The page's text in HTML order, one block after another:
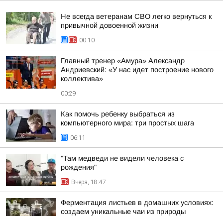
Не всегда ветеранам СВО легко вернуться к
привычной довоенной жизни
00:10
Главный тренер «Амура» Александр
Андриевский: «У нас идет построение нового
коллектива»
00:29
Как помочь ребенку выбраться из
компьютерного мира: три простых шага
06:11
"Там медведи не видели человека с
рождения"
Вчера, 18:47
Ферментация листьев в домашних условиях:
создаем уникальные чаи из природы